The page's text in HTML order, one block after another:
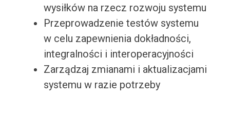
wysiłków na rzecz rozwoju systemu
Przeprowadzenie testów systemu
w celu zapewnienia dokładności,
integralności i interoperacyjności
Zarządzaj zmianami i aktualizacjami
systemu w razie potrzeby